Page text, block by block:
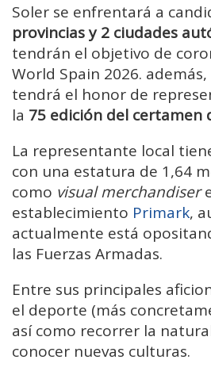
Soler se enfrentará a
provincias y 2 ciudades
tendrán el objetivo de
World Spain 2026.
tendrá el honor de
la 75 edición del certamen
La representante local
con una estatura de 1,64
como visual merchandiser
establecimiento Primark,
actualmente está
las Fuerzas Armadas.
Entre sus principales
el deporte (más
así como recorrer la
conocer nuevas culturas.